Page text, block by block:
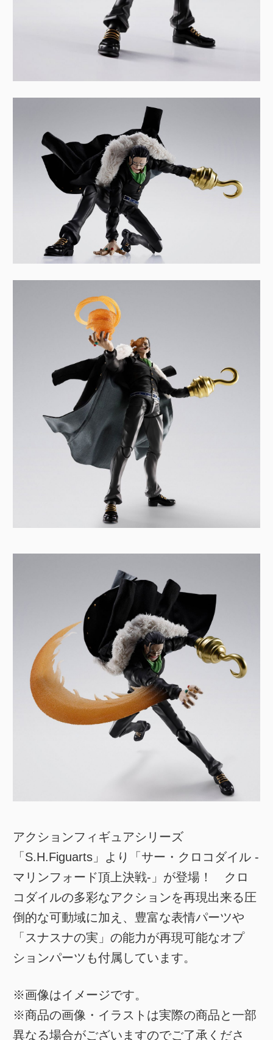
アクションフィギュアシリーズ
「S.H.Figuarts」より「サー・クロコダイル -
マリンフォード頂上決戦-」が登場！ クロ
コダイルの多彩なアクションを再現出来る圧
倒的な可動域に加え、豊富な表情パーツや
「スナスナの実」の能力が再現可能なオプ
ションパーツも付属しています。
※画像はイメージです。
※商品の画像・イラストは実際の商品と一部
異なる場合がございますのでご了承くださ